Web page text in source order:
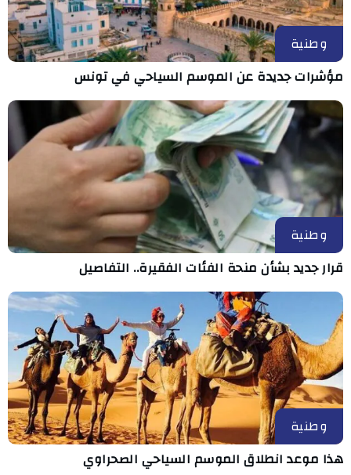
وطنية
مؤشرات جديدة عن الموسم السياحي في تونس
وطنية
قرار جديد بشأن منحة الفئات الفقيرة.. التفاصيل
وطنية
هذا موعد انطلاق الموسم السياحي الصحراوي